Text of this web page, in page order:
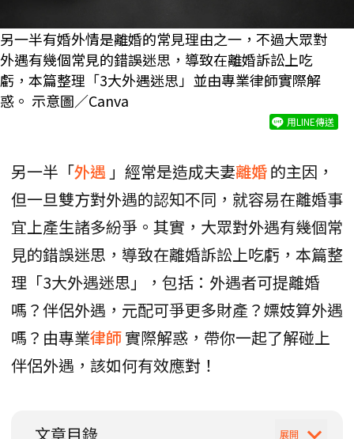
另一半有婚外情是離婚的常見理由之一，不過大眾對
外遇有幾個常見的錯誤迷思，導致在離婚訴訟上吃
虧，本篇整理「3大外遇迷思」並由專業律師實際解
惑。 示意圖／Canva
用LINE傳送
另一半「外遇 」經常是造成夫妻離婚的主因，
但一旦雙方對外遇的認知不同，就容易在離婚事
宜上產生諸多紛爭。其實，大眾對外遇有幾個常
見的錯誤迷思，導致在離婚訴訟上吃虧，本篇整
理「3大外遇迷思」，包括：外遇者可提離婚
嗎？伴侶外遇，元配可爭更多財產？嫖妓算外遇
嗎？由專業律師實際解惑，帶你一起了解碰上
伴侶外遇，該如何有效應對！
文章目錄